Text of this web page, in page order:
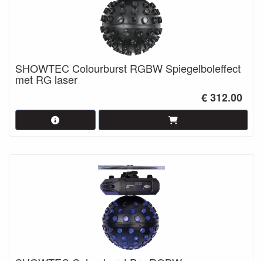
SHOWTEC Colourburst RGBW Spiegelboleffect
met RG laser
€ 312.00